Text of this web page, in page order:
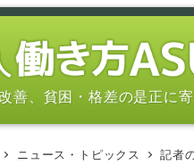
善、貧困・格差の是正に
ニュース・トピックス 記者